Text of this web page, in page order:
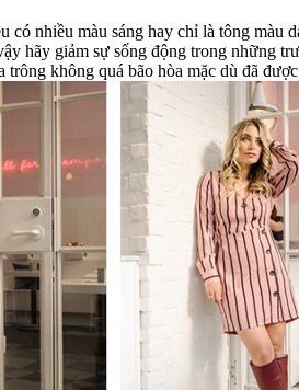
màu da của đối tượng. Bất cứ khi nào xử lý một
trường hợp này. Mặt khác, nếu bạn đang xử lý một
không quá bão hòa mặc dù đã